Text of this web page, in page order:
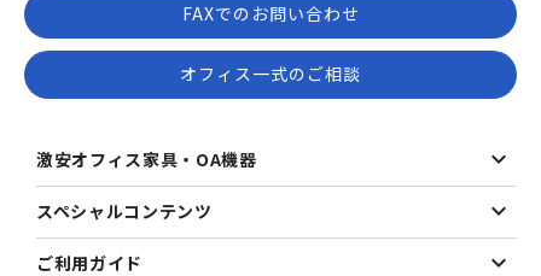
FAXでのお問い合わせ
オフィス一式のご相談
激安オフィス家具・OA機器
スペシャルコンテンツ
ご利用ガイド